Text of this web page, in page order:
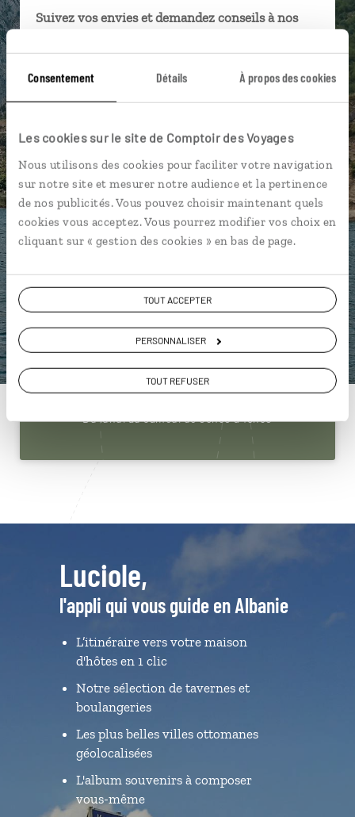
Consentement Détails À propos des cookies
Les cookies sur le site de Comptoir des Voyages
Nous utilisons des cookies pour faciliter votre navigation
sur notre site et mesurer notre audience et la pertinence
de nos publicités. Vous pouvez choisir maintenant quels
cookies vous acceptez. Vous pourrez modifier vos choix en
cliquant sur « gestion des cookies » en bas de page.
TOUT ACCEPTER
PERSONNALISER
TOUT REFUSER
Suivez vos envies et demandez conseils à nos
Ils sauront organiser votre itinéraire au plus
près de vos envies et de la réalité du pays.
connectés en agence, mais aussi par email ou
Vous gardez le même interlocuteur avant,
pendant et après votre voyage.
DEMANDER UN DEVIS
Construisez votre voyage avec un spécialiste Albanie
01 84 74 99 41
Du lundi au samedi de 09h30 à 18h30
Luciole,
l'appli qui vous guide en Albanie
L’itinéraire vers votre maison
d'hôtes en 1 clic
Notre sélection de tavernes et
boulangeries
Les plus belles villes ottomanes
géolocalisées
L'album souvenirs à composer
vous-même